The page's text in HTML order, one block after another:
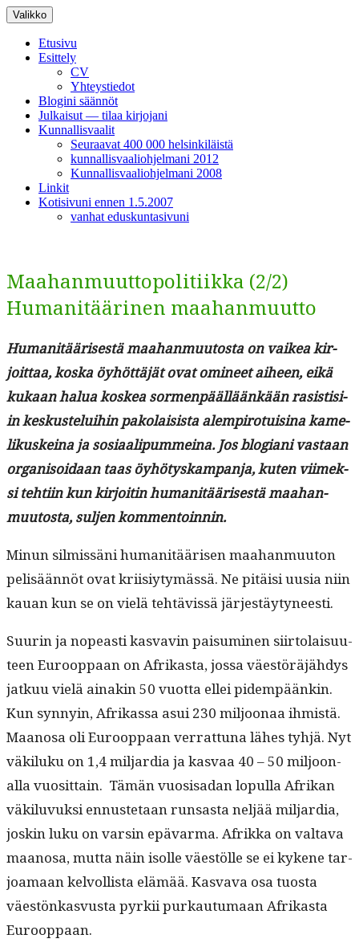
Siirry
sisältöön
Valikko
Etusivu
Esittely
CV
Yhteystiedot
Blogini säännöt
Julkaisut — tilaa kirjojani
Kunnallisvaalit
Seuraavat 400 000 helsinkiläistä
kunnallisvaaliohjelmani 2012
Kunnallisvaaliohjelmani 2008
Linkit
Kotisivuni ennen 1.5.2007
vanhat eduskuntasivuni
Maahanmuuttopolitiikka (2/2)
Humanitäärinen maahanmuutto
Human­itääris­es­tä maa­han­muu­tos­ta on vaikea kir­
joit­taa, kos­ka öyhöt­täjät ovat omi­neet aiheen, eikä
kukaan halua koskea sor­men­pääl­läänkään rasis­tisi­
in keskustelui­hin pako­lai­sista alem­piro­tu­isi­na kame­
likuskeina ja sosi­aalipum­meina. Jos blo­giani vas­taan
organ­isoidaan taas öyhö­tyskam­pan­ja, kuten viimek­
si tehti­in kun kir­joitin human­itääris­es­tä maa­han­
muu­tos­ta, sul­jen kommentoinnin.
Min­un silmis­säni human­itäärisen maa­han­muu­ton
pelisään­nöt ovat kri­isiy­tymässä. Ne pitäisi uusia niin
kauan kun se on vielä tehtävis­sä järjestäytyneesti.
Suurin ja nopeasti kas­vavin paisum­i­nen siir­to­laisu­u­
teen Euroop­paan on Afrikas­ta, jos­sa väestöräjähdys
jatkuu vielä ainakin 50 vuot­ta ellei pidem­päänkin.
Kun syn­nyin, Afrikas­sa asui 230 miljoon­aa ihmistä.
Maanosa oli Euroop­paan ver­rat­tuna läh­es tyhjä. Nyt
väk­iluku on 1,4 mil­jar­dia ja kas­vaa 40 – 50 miljoon­
al­la vuosit­tain. Tämän vuo­sisadan lop­ul­la Afrikan
väk­ilu­vuk­si ennuste­taan run­sas­ta neljää mil­jar­dia,
joskin luku on varsin epä­var­ma. Afrik­ka on val­ta­va
maanosa, mut­ta näin isolle väestölle se ei kykene tar­
joa­maan kelvol­lista elämää. Kas­va­va osa tuos­ta
väestönkasvus­ta pyrkii purkau­tu­maan Afrikas­ta
Eurooppaan.